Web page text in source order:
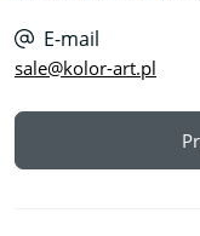
E-mail
sale@kolor-art.pl